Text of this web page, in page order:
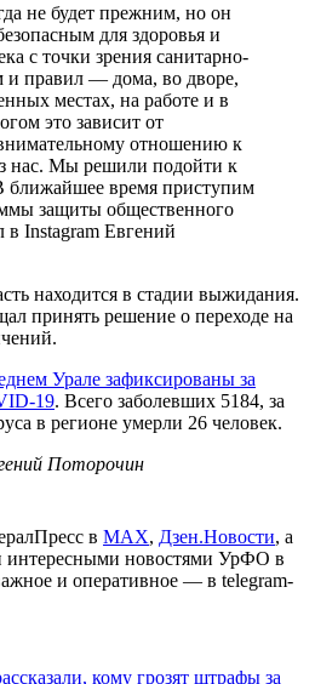
не будет прежним, но он
для здоровья и
с точки зрения санитарно-
и правил — дома, во дворе,
местах, на работе и в
это зависит от
отношению к
нас. Мы решили подойти к
ближайшее время приступим
защиты общественного
в Instagram Евгений
находится в стадии выжидания.
принять решение о переходе на
Урале зафиксированы за
19. Всего заболевших 5184, за
в регионе умерли 26 человек.
Поторочин
в МАХ, Дзен.Новости, а
интересными новостями УрФО в
и оперативное — в telegram-
кому грозят штрафы за